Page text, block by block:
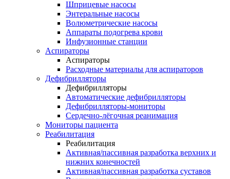
Шприцевые насосы
Энтеральные насосы
Волюметрические насосы
Аппараты подогрева крови
Инфузионные станции
Аспираторы
Аспираторы
Расходные материалы для аспираторов
Дефибрилляторы
Дефибрилляторы
Автоматические дефибрилляторы
Дефибрилляторы-мониторы
Сердечно-лёгочная реанимация
Мониторы пациента
Реабилитация
Реабилитация
Активная/пассивная разработка верхних и
нижних конечностей
Активная/пассивная разработка суставов